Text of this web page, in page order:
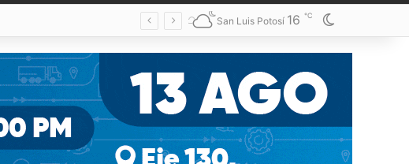
for
San Luis Potosí 16 ℃